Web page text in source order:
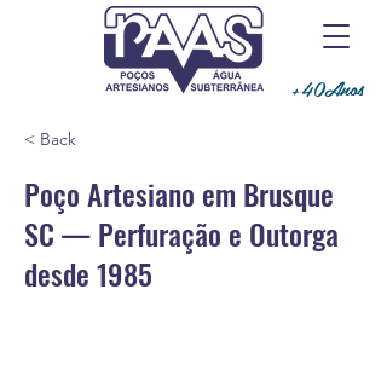
+40Anos
< Back
Poço Artesiano em Brusque
SC — Perfuração e Outorga
desde 1985